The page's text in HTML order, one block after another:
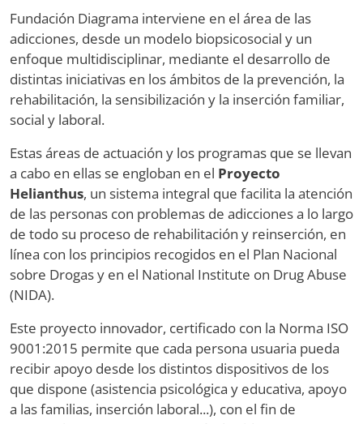
Fundación Diagrama interviene en el área de las
adicciones, desde un modelo biopsicosocial y un
enfoque multidisciplinar, mediante el desarrollo de
distintas iniciativas en los ámbitos de la prevención, la
rehabilitación, la sensibilización y la inserción familiar,
social y laboral.
Estas áreas de actuación y los programas que se llevan
a cabo en ellas se engloban en el Proyecto
Helianthus, un sistema integral que facilita la atención
de las personas con problemas de adicciones a lo largo
de todo su proceso de rehabilitación y reinserción, en
línea con los principios recogidos en el Plan Nacional
sobre Drogas y en el National Institute on Drug Abuse
(NIDA).
Este proyecto innovador, certificado con la Norma ISO
9001:2015 permite que cada persona usuaria pueda
recibir apoyo desde los distintos dispositivos de los
que dispone (asistencia psicológica y educativa, apoyo
a las familias, inserción laboral...), con el fin de